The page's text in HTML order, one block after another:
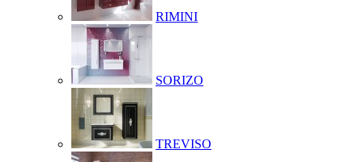
RIMINI
SORIZO
TREVISO